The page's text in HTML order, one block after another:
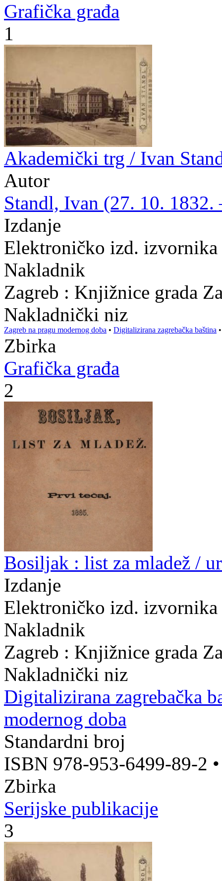
Grafička građa
1
Akademički trg / Ivan
Autor
Standl, Ivan (27. 10. 1832.
Izdanje
Elektroničko izd. izvornika
Nakladnik
Zagreb : Knjižnice grada
Nakladnički niz
Zagreb na pragu modernog doba • Digitalizirana zagrebačka baština
Zbirka
Grafička građa
2
Bosiljak : list za mladež /
Izdanje
Elektroničko izd.
Nakladnik
Zagreb : Knjižnice grada
Nakladnički niz
Digitalizirana zagrebačka
modernog doba
Standardni broj
ISBN 978-953-6499-89-2
Zbirka
Serijske publikacije
3